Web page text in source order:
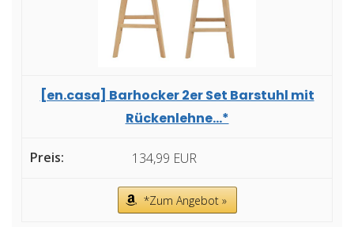
[en.casa] Barhocker 2er Set Barstuhl mit
Rückenlehne...*
134,99 EUR
*Zum Angebot »